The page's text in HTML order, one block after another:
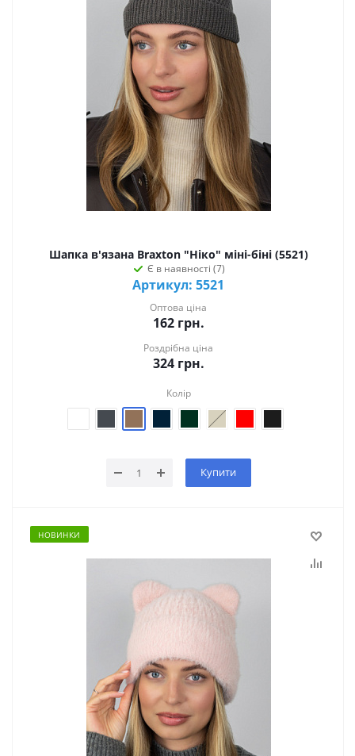
Шапка в'язана Braxton "Ніко" міні-біні (5521)
Є в наявності (7)
Артикул: 5521
Оптова ціна
162грн.
Роздрібна ціна
324грн.
Колір
Купити
НОВИНКИ